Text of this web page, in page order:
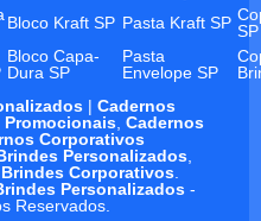
Bloco Kraft SP Pasta Kraft SP SP
Bloco Capa-
Dura SP
Pasta
Envelope SP
| Cadernos
Promocionais, Cadernos
Corporativos
Personalizados,
Brindes Corporativos.
Personalizados -
Reservados.